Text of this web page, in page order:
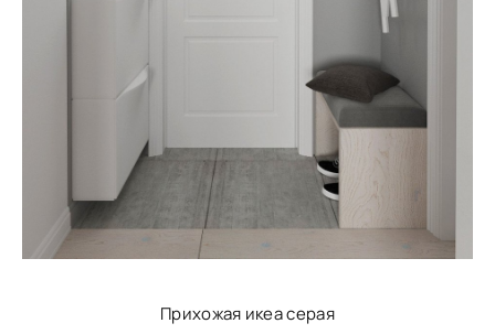
Прихожая икеа серая